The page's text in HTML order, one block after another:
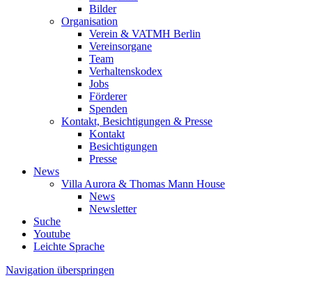
Bilder
Organisation
Verein & VATMH Berlin
Vereinsorgane
Team
Verhaltenskodex
Jobs
Förderer
Spenden
Kontakt, Besichtigungen & Presse
Kontakt
Besichtigungen
Presse
News
Villa Aurora & Thomas Mann House
News
Newsletter
Suche
Youtube
Leichte Sprache
Navigation überspringen